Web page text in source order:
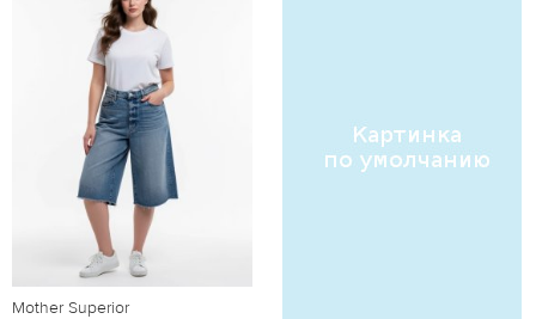
Mother Superior